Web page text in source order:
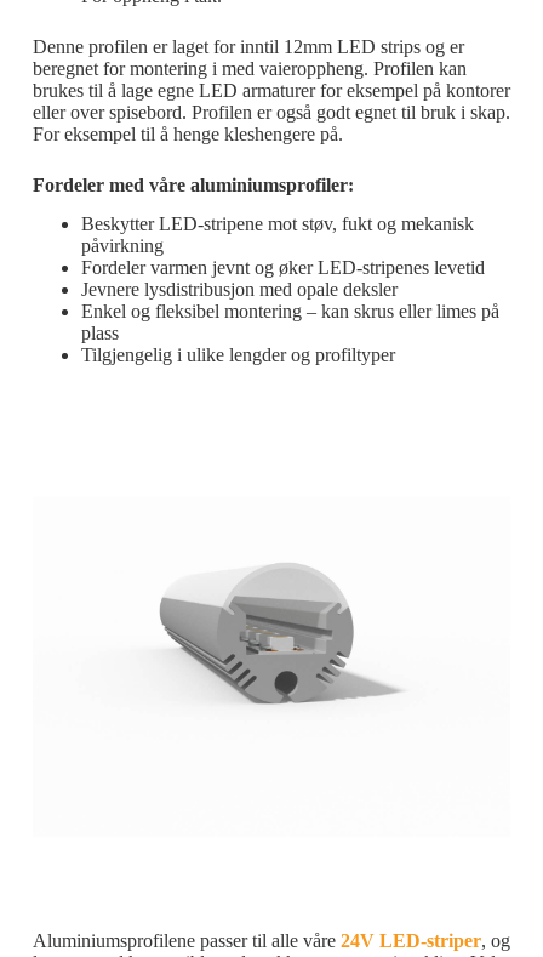
Denne profilen er laget for inntil 12mm LED strips og er
beregnet for montering i med vaieroppheng. Profilen kan
brukes til å lage egne LED armaturer for eksempel på kontorer
eller over spisebord. Profilen er også godt egnet til bruk i skap.
For eksempel til å henge kleshengere på.
Fordeler med våre aluminiumsprofiler:
Beskytter LED-stripene mot støv, fukt og mekanisk
påvirkning
Fordeler varmen jevnt og øker LED-stripenes levetid
Jevnere lysdistribusjon med opale deksler
Enkel og fleksibel montering – kan skrus eller limes på
plass
Tilgjengelig i ulike lengder og profiltyper
Aluminiumsprofilene passer til alle våre 24V LED-striper, og